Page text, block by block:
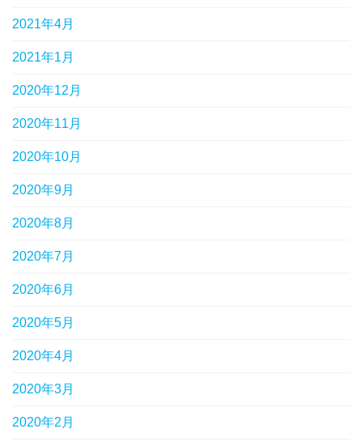
2021年4月
2021年1月
2020年12月
2020年11月
2020年10月
2020年9月
2020年8月
2020年7月
2020年6月
2020年5月
2020年4月
2020年3月
2020年2月